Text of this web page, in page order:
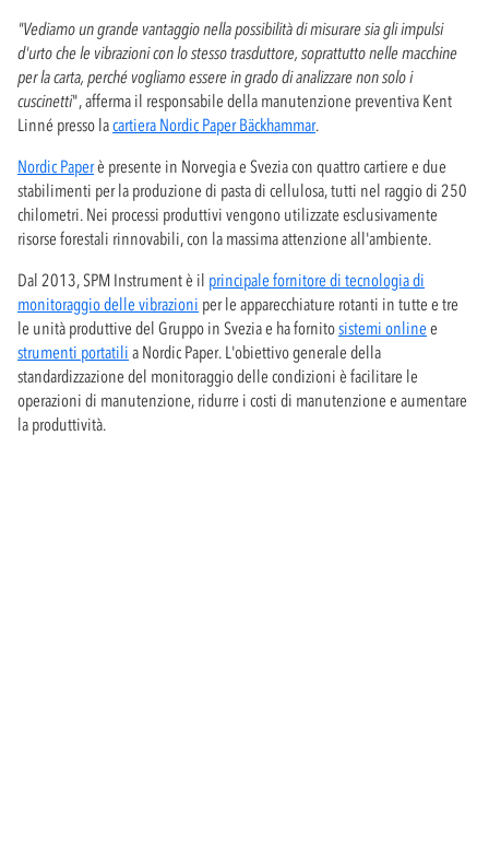
"Vediamo un grande vantaggio nella possibilità di misurare sia gli impulsi
d'urto che le vibrazioni con lo stesso trasduttore, soprattutto nelle macchine
per la carta, perché vogliamo essere in grado di analizzare non solo i
cuscinetti", afferma il responsabile della manutenzione preventiva Kent
Linné presso lacartiera Nordic Paper Bäckhammar.
Nordic Paperè presente in Norvegia e Svezia con quattro cartiere e due
stabilimenti per la produzione di pasta di cellulosa, tutti nel raggio di 250
chilometri. Nei processi produttivi vengono utilizzate esclusivamente
risorse forestali rinnovabili, con la massima attenzione all'ambiente.
Dal 2013, SPM Instrument è il principale fornitore di tecnologia di
monitoraggio delle vibrazioni per le apparecchiature rotanti in tutte e tre
le unità produttive del Gruppo in Svezia e ha fornitosistemi online e
strumenti portatili a Nordic Paper. L'obiettivo generale della
standardizzazione del monitoraggio delle condizioni è facilitare le
operazioni di manutenzione, ridurre i costi di manutenzione e aumentare
la produttività.